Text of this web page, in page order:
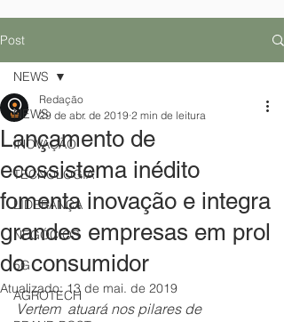
Post
NEWS
INOVAÇÃO
TECNOLOGIA
LIDERANÇA
NEGÓCIOS
5G
AGROTECH
NEWS
Lançamento de
ecossistema inédito
fomenta inovação e integra
grandes empresas em prol
do consumidor
Redação
29 de abr. de 2019 2 min de leitura
Atualizado:13 de mai. de 2019
Vertem  atuará nos pilares de